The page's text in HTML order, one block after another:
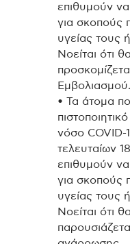
επιθυμούν
για σκοπούς
υγείας τους
Νοείται ότι
Εμβολιασμού.
• Τα άτομα
νόσο COVID-
τελευταίων
επιθυμούν
για σκοπούς
υγείας τους
Νοείται ότι